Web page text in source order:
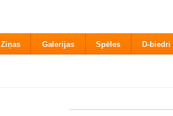
Ziņas Galerijas Spēles D-biedri